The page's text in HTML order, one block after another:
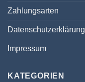
Zahlungsarten
Datenschutzerklärung
Impressum
KATEGORIEN